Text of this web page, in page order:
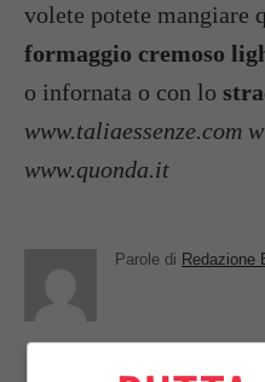
volete potete mangiare
formaggio cremoso
o infornata o con lo
www.taliaessenze.com
www.quonda.it
Parole di Redazione